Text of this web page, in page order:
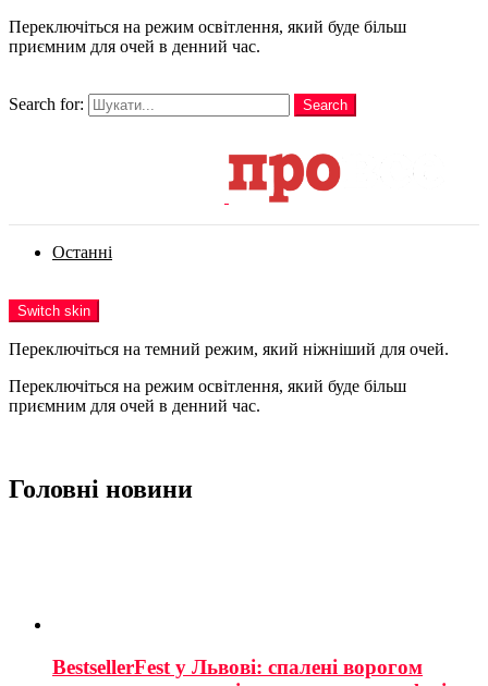
Переключіться на режим освітлення, який буде більш
приємним для очей в денний час.
Search for:
Search
Останні
Switch skin
Переключіться на темний режим, який ніжніший для очей.
Переключіться на режим освітлення, який буде більш
приємним для очей в денний час.
Головні новини
BestsellerFest у Львові: спалені ворогом